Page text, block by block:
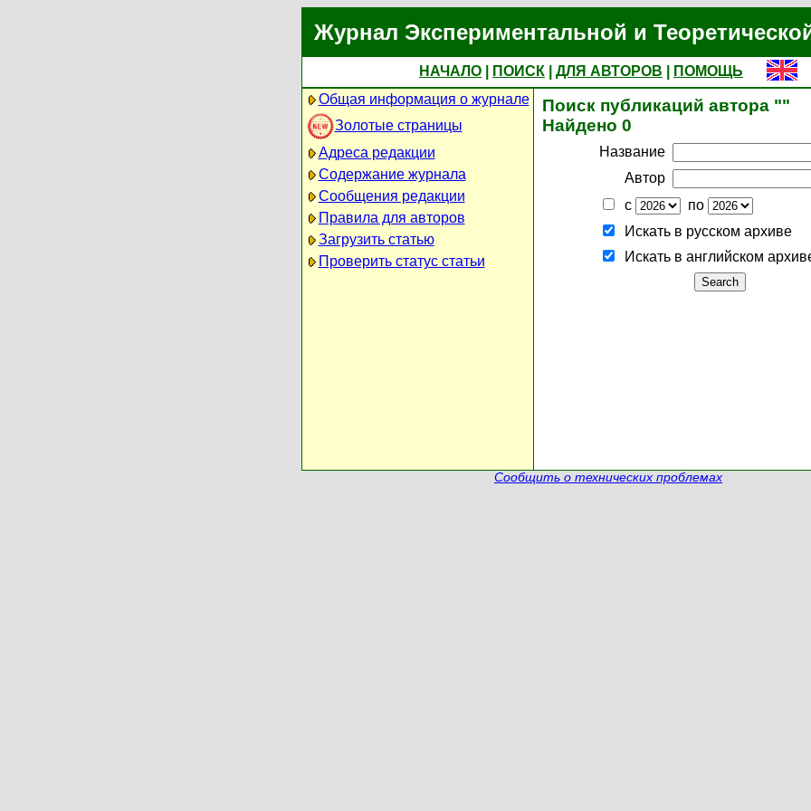
Журнал Экспериментальной и
НАЧАЛО ПОИСК ДЛЯ АВТОРОВ
ПОМОЩЬ
Общая информация о журнале
Золотые страницы
Адреса редакции
Содержание журнала
Сообщения редакции
Правила для авторов
Загрузить статью
Проверить статус статьи
Поиск публикаций автора ""
Найдено 0
Название
Автор
с
по
Искать в русском архиве
Искать в английском
Сообщить о технических проблемах